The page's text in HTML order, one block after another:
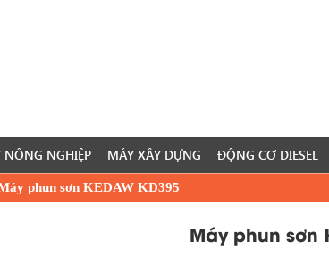
NÔNG NGHIỆP MÁY XÂY DỰNG ĐỘNG CƠ DIESEL
phun sơn KEDAW KD395
Máy phun sơn